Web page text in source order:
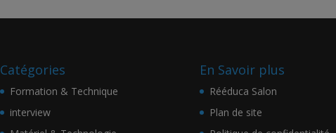
Catégories
Formation & Technique
interview
En Savoir plus
Rééduca Salon
Plan de site